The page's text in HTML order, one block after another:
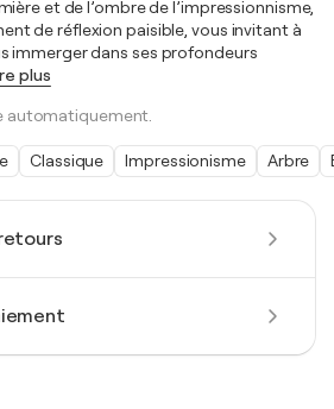
et de l’ombre de l’impressionnisme,
de réflexion paisible, vous invitant à
immerger dans ses profondeurs
plus
automatiquement.
Classique Impressionisme Arbre